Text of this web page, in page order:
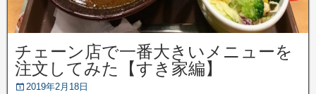
チェーン店で一番大きいメニューを
注文してみた【すき家編】
2019年2月18日